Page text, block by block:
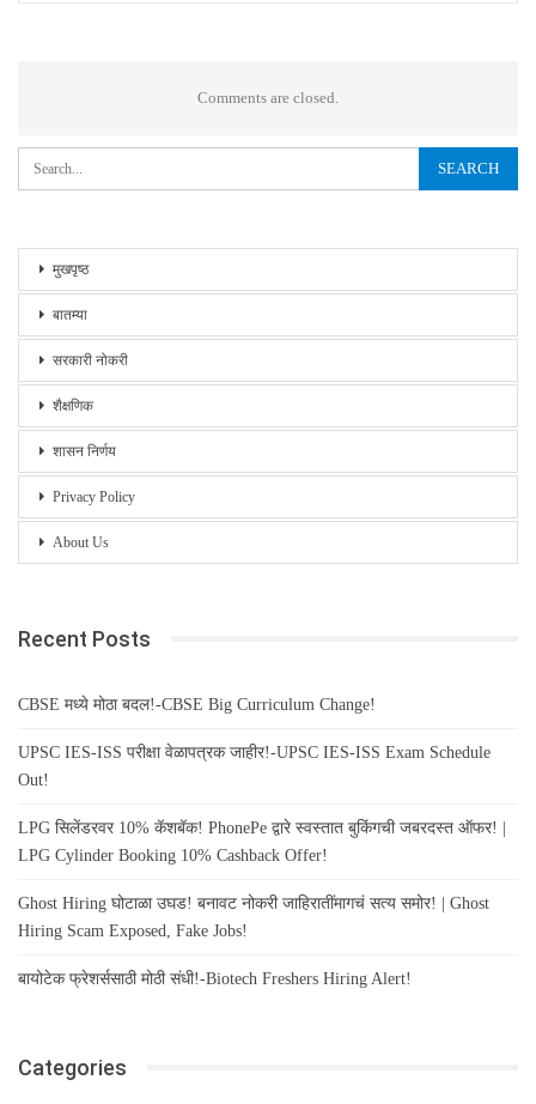
Comments are closed.
मुखपृष्ठ
बातम्या
सरकारी नोकरी
शैक्षणिक
शासन निर्णय
Privacy Policy
About Us
Recent Posts
CBSE मध्ये मोठा बदल!-CBSE Big Curriculum Change!
UPSC IES-ISS परीक्षा वेळापत्रक जाहीर!-UPSC IES-ISS Exam Schedule
Out!
LPG सिलेंडरवर 10% कॅशबॅक! PhonePe द्वारे स्वस्तात बुकिंगची जबरदस्त ऑफर! |
LPG Cylinder Booking 10% Cashback Offer!
Ghost Hiring घोटाळा उघड! बनावट नोकरी जाहिरातींमागचं सत्य समोर! | Ghost
Hiring Scam Exposed, Fake Jobs!
बायोटेक फ्रेशर्ससाठी मोठी संधी!-Biotech Freshers Hiring Alert!
Categories